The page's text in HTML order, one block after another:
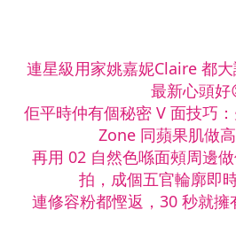
連星級用家姚嘉妮Claire 都
最新心頭好
佢平時仲有個秘密 V 面技巧
Zone 同蘋果肌做
再用 02 自然色喺面頰周邊
拍，成個五官輪廓即
連修容粉都慳返，30 秒就擁